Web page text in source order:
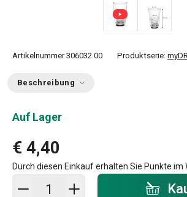
Artikelnummer 306032.00 Produktserie:
Beschreibung
Auf Lager
€ 4,40
Durch diesen Einkauf erhalten Sie Punkte im
In den Warenkorb - Menge